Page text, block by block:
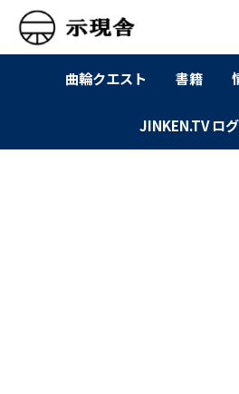
曲輪クエスト 書籍
JINKEN.TV ロ